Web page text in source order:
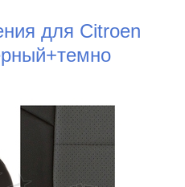
для Citroen